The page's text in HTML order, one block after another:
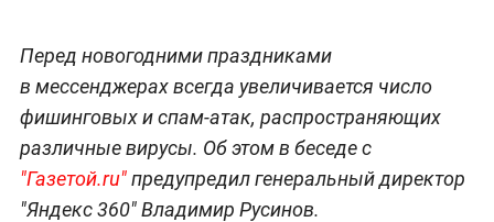
Перед новогодними праздниками
в мессенджерах всегда увеличивается число
фишинговых и спам-атак, распространяющих
различные вирусы. Об этом в беседе с
"Газетой.ru"предупредил генеральный директор
"Яндекс 360" Владимир Русинов.